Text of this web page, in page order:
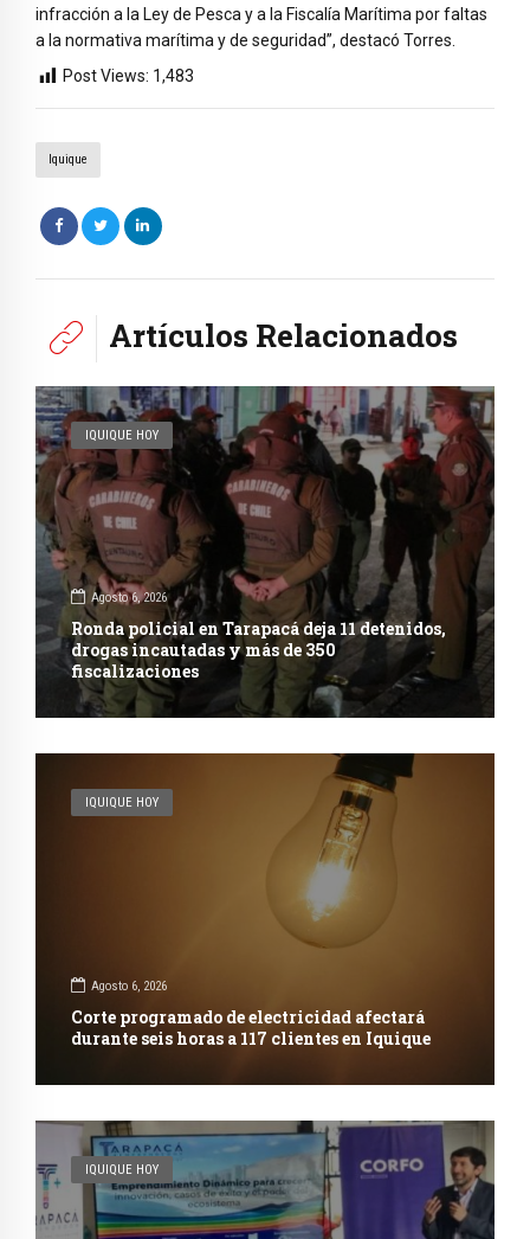
infracción a la Ley de Pesca y a la Fiscalía Marítima por faltas
a la normativa marítima y de seguridad”, destacó Torres.
Post Views: 1,483
Iquique
Artículos Relacionados
IQUIQUE HOY
Agosto 6, 2026
Ronda policial en Tarapacá deja 11 detenidos,
drogas incautadas y más de 350
fiscalizaciones
IQUIQUE HOY
Agosto 6, 2026
Corte programado de electricidad afectará
durante seis horas a 117 clientes en Iquique
IQUIQUE HOY